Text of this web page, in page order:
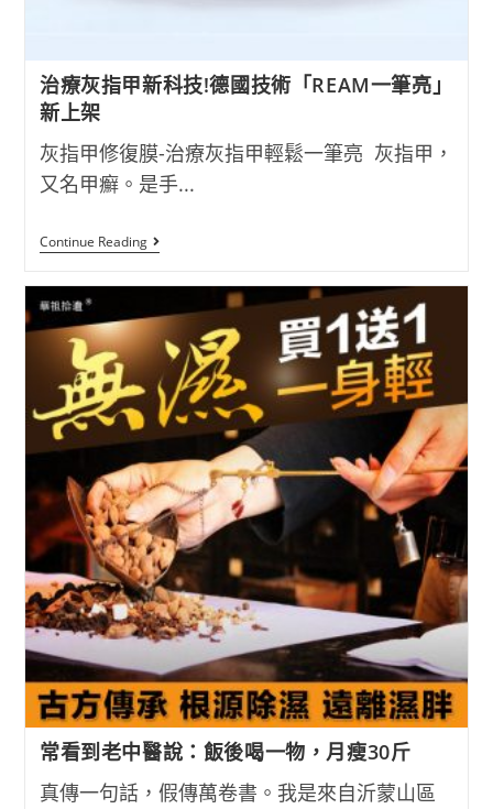
治療灰指甲新科技!德國技術「REAM一筆亮」
新上架
灰指甲修復膜-治療灰指甲輕鬆一筆亮 灰指甲，
又名甲癬。是手...
Continue Reading治
療
甲
科
德
國
技
術
「REAM
一
筆
亮」
新
上
架
常看到老中醫說：飯後喝一物，月瘦30斤
真傳一句話，假傳萬卷書。我是來自沂蒙山區